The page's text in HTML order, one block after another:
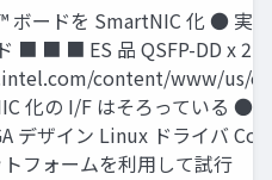
ボードを SmartNIC 化 ● 実
■ ■ ■ ES 品 QSFP-DD x 2
content/www/us/
化の I/F はそろっている ●
デザイン Linux ドライバ
フォームを利用して試行